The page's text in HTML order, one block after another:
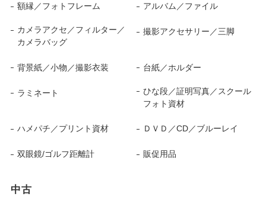
額縁／フォトフレーム アルバム／ファイル
カメラアクセ／フィルター／
カメラバッグ
撮影アクセサリー／三脚
背景紙／小物／撮影衣装 台紙／ホルダー
ラミネート
ひな段／証明写真／スクール
フォト資材
ハメパチ／プリント資材 ＤＶＤ／CD／ブルーレイ
双眼鏡/ゴルフ距離計 販促用品
中古